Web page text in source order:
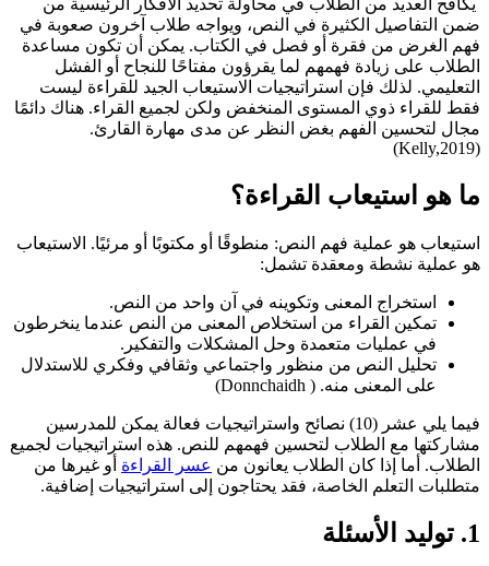
ضمن التفاصيل الكثيرة في النص، ويواجه طلاب آخرون صعوبة في
فهم الغرض من فقرة أو فصل في الكتاب. يمكن أن تكون مساعدة
الطلاب على زيادة فهمهم لما يقرؤون مفتاحًا للنجاح أو الفشل
التعليمي. لذلك فإن استراتيجيات الاستيعاب الجيد للقراءة ليست
فقط للقراء ذوي المستوى المنخفض ولكن لجميع القراء. هناك دائمًا
مجال لتحسين الفهم بغض النظر عن مدى مهارة القارئ.
(Kelly,2019)
ما هو استيعاب القراءة؟
استيعاب هو عملية فهم النص: منطوقًا أو مكتوبًا أو مرئيًا. الاستيعاب
هو عملية نشطة ومعقدة تشمل:
استخراج المعنى وتكوينه في آن واحد من النص.
تمكين القراء من استخلاص المعنى من النص عندما ينخرطون
في عمليات متعمدة وحل المشكلات والتفكير.
تحليل النص من منظور واجتماعي وثقافي وفكري للاستدلال
على المعنى منه. ( Donnchaidh)
فيما يلي عشر (10) نصائح واستراتيجيات فعالة يمكن للمدرسين
مشاركتها مع الطلاب لتحسين فهمهم للنص. هذه استراتيجيات لجميع
الطلاب. أما إذا كان الطلاب يعانون من عسر القراءة أو غيرها من
متطلبات التعلم الخاصة، فقد يحتاجون إلى استراتيجيات إضافية.
1. توليد الأسئلة